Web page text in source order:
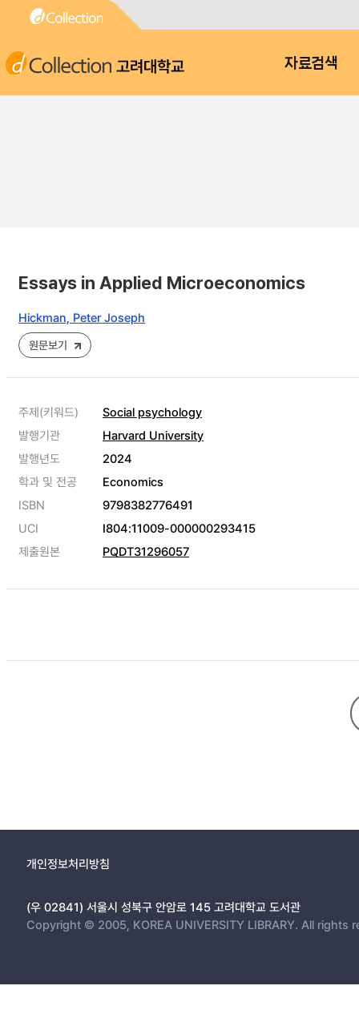
고려대학교 자료검색
Essays in Applied Microeconomics
Hickman, Peter Joseph
원문보기
주제(키워드)
Social psychology
발행기관
Harvard University
발행년도
2024
학과 및 전공
Economics
ISBN
9798382776491
UCI
I804:11009-000000293415
제출원본
PQDT31296057
개인정보처리방침
(우 02841) 서울시 성북구 안암로 145 고려대학교 도서관
Copyright © 2005, KOREA UNIVERSITY LIBRARY. All rights